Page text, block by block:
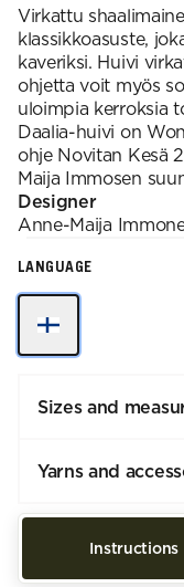
Virkattu
klassikkoasuste,
kaveriksi. Huivi
ohjetta voit myös
uloimpia kerroksia
Daalia-huivi on
ohje Novitan Kesä
Maija Immosen
Designer
Anne-Maija
LANGUAGE
Sizes and
Yarns and
Instructions